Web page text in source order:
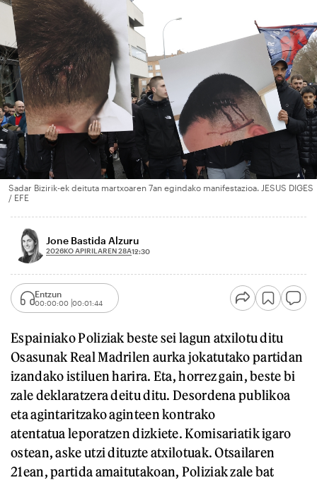
Sadar Bizirik-ek deituta martxoaren 7an egindako manifestazioa. JESUS DIGES
/ EFE
Jone Bastida Alzuru
2026KO APIRILAREN 28A12:30
Entzun
00:00:00 00:01:44
Espainiako Poliziak beste sei lagun atxilotu ditu
Osasunak Real Madrilen aurka jokatutako partidan
izandako istiluen harira. Eta, horrez gain, beste bi
zale deklaratzera deitu ditu. Desordena publikoa
eta agintaritzako aginteen kontrako
atentatua leporatzen dizkiete. Komisariatik igaro
ostean, aske utzi dituzte atxilotuak. Otsailaren
21ean, partida amaitutakoan, Poliziak zale bat